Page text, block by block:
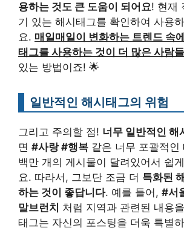
용하는 것도 큰 도움이 되어요! 현재
기 있는 해시태그를 확인하여 사용
요. 매일매일이 변화하는 트렌드 속
태그를 사용하는 것이 더 많은 사람
있는 방법이죠! 🌟
일반적인 해시태그의 위험
그리고 주의할 점! 너무 일반적인 해
면 #사랑 #행복 같은 너무 포괄적인
백만 개의 게시물이 달려있어서 쉽
요. 따라서, 그보단 조금 더 특화된
하는 것이 좋답니다. 예를 들어, #서
말브런치 처럼 지역과 관련된 내용
태그는 자신의 포스팅을 더욱 특별